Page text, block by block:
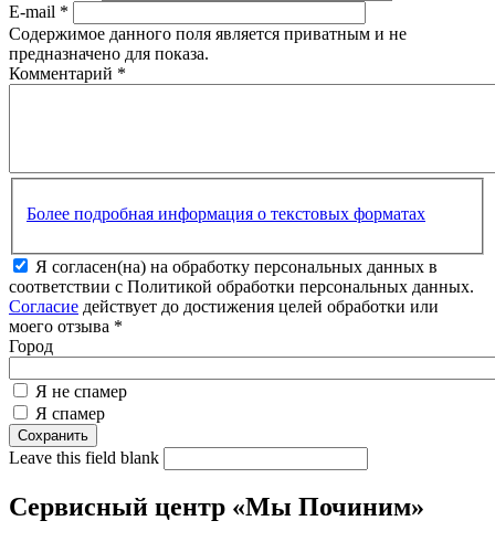
E-mail *
Содержимое данного поля является приватным и не
предназначено для показа.
Комментарий *
Более подробная информация о текстовых форматах
Я согласен(на) на обработку персональных данных в
соответствии с Политикой обработки персональных данных.
Согласие действует до достижения целей обработки или
моего отзыва *
Город
Я не спамер
Я спамер
Leave this field blank
Сервисный центр «Мы Починим»